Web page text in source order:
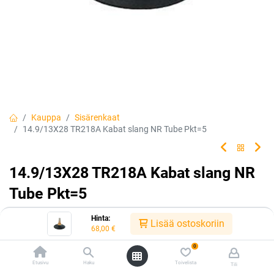
Hinta:
68,00 € Lisää ostoskoriin
Etusivu Haku
0
Toivelista Tili
Kauppa
Sisärenkaat
14.9/13X28 TR218A Kabat slang NR Tube Pkt=5
14.9/13X28 TR218A Kabat slang NR
Tube Pkt=5
Tuotekoodi: 305927
€ / kpl
Toimittajilla (kotimaa): Saatavilla